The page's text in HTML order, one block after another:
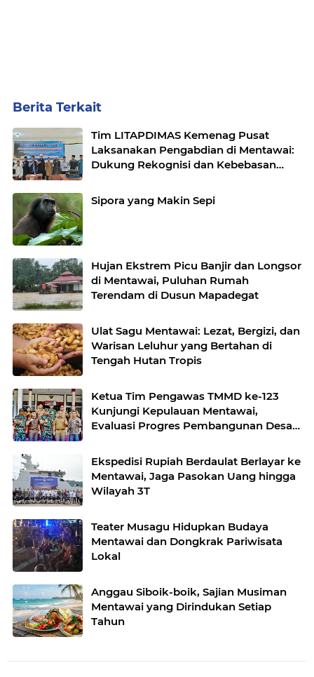
Berita Terkait
Tim LITAPDIMAS Kemenag Pusat
Laksanakan Pengabdian di Mentawai:
Dukung Rekognisi dan Kebebasan
Sipora yang Makin Sepi
Hujan Ekstrem Picu Banjir dan Longsor
di Mentawai, Puluhan Rumah
Terendam di Dusun Mapadegat
Ulat Sagu Mentawai: Lezat, Bergizi, dan
Warisan Leluhur yang Bertahan di
Tengah Hutan Tropis
Ketua Tim Pengawas TMMD ke-123
Kunjungi Kepulauan Mentawai,
Evaluasi Progres Pembangunan Desa
Ekspedisi Rupiah Berdaulat Berlayar ke
Mentawai, Jaga Pasokan Uang hingga
Wilayah 3T
Teater Musagu Hidupkan Budaya
Mentawai dan Dongkrak Pariwisata
Lokal
Anggau Siboik-boik, Sajian Musiman
Mentawai yang Dirindukan Setiap
Tahun